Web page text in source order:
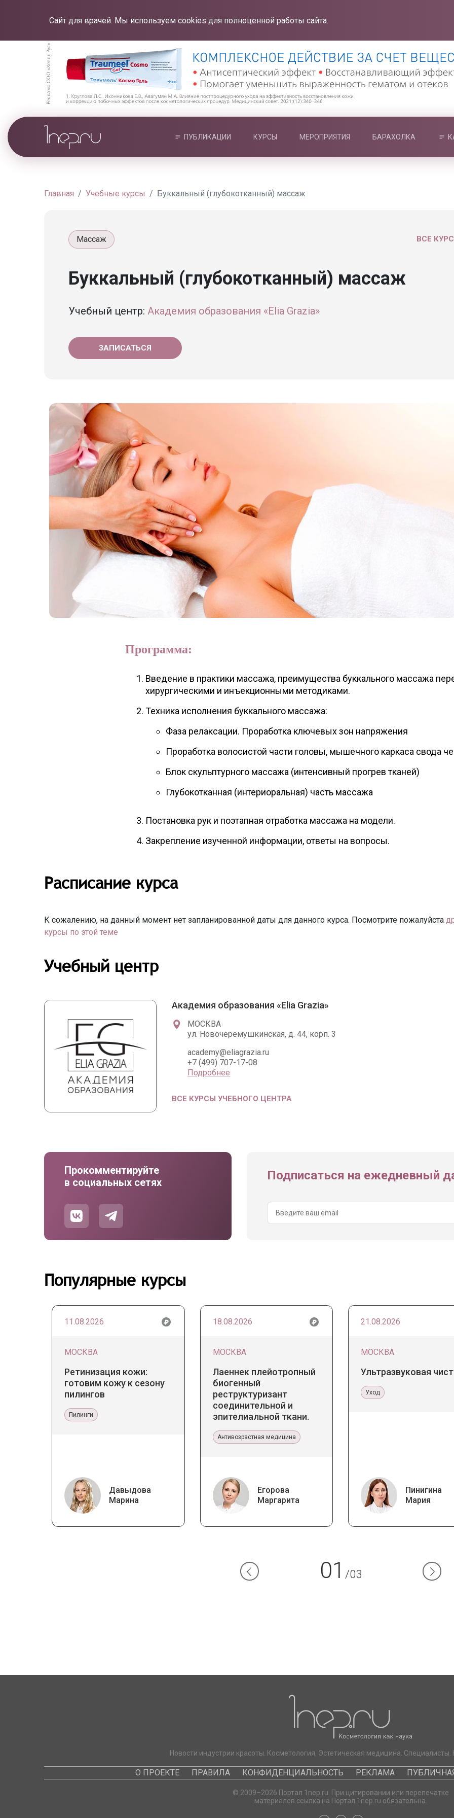
Сайт для врачей. Мы используем cookies для полноценной работы сайта.
ПУБЛИКАЦИИ КУРСЫ МЕРОПРИЯТИЯ БАРАХОЛКА
Главная Учебные курсы Буккальный (глубокотканный) массаж
ВСЕ
Массаж
Буккальный (глубокотканный) массаж
Учебный центр: Академия образования «Elia Grazia»
ЗАПИСАТЬСЯ
Программа:
Введение в практики массажа, преимущества буккального массажа
хирургическими и инъекционными методиками.
Техника исполнения буккального массажа:
Фаза релаксации. Проработка ключевых зон напряжения
Проработка волосистой части головы, мышечного каркаса свода
Блок скульптурного массажа (интенсивный прогрев тканей)
Глубокотканная (интериоральная) часть массажа
Постановка рук и поэтапная отработка массажа на модели.
Закрепление изученной информации, ответы на вопросы.
Расписание курса
К сожалению, на данный момент нет запланированной даты для данного курса. Посмотрите пожалуйста
курсы по этой теме
Учебный центр
Академия образования «Elia Grazia»
МОСКВА
ул. Новочеремушкинская, д. 44, корп. 3
academy@eliagrazia.ru
+7 (499) 707-17-08
Подробнее
ВСЕ КУРСЫ УЧЕБНОГО ЦЕНТРА
Прокомментируйте
в социальных сетях
Подписаться на ежедневный
Популярные курсы
11.08.2026
МОСКВА
Ретинизация кожи:
готовим кожу к сезону
пилингов
Пилинги
Давыдова
Марина
18.08.2026
МОСКВА
Лаеннек плейотропный
биогенный
реструктуризант
соединительной и
эпителиальной ткани.
Прикладное значение в
эстетической медицине
Антивозрастная медицина
Егорова
Маргарита
21.08.2026
МОСКВА
Ультразвуковая
Уход
Пинигина
Мария
01 /03
Новости индустрии красоты. Косметология. Эстетическая медицина.
О ПРОЕКТЕ ПРАВИЛА КОНФИДЕНЦИАЛЬНОСТЬ РЕКЛАМА
© 2009–2026 Портал 1nep.ru. При цитировании или перепечатке
материалов ссылка на Портал 1nep.ru обязательна.